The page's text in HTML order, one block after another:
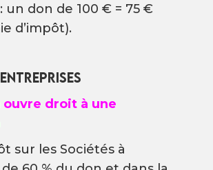
un don de 100 € = 75 €
d’impôt).
ouvre droit à une
sur les Sociétés à